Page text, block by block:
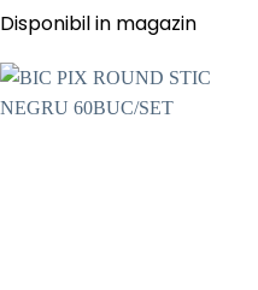
Disponibil in magazin